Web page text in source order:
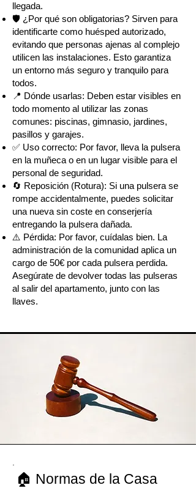
llegada.
🛡️ ¿Por qué son obligatorias? Sirven para
identificarte como huésped autorizado,
evitando que personas ajenas al complejo
utilicen las instalaciones. Esto garantiza
un entorno más seguro y tranquilo para
todos.
📍 Dónde usarlas: Deben estar visibles en
todo momento al utilizar las zonas
comunes: piscinas, gimnasio, jardines,
pasillos y garajes.
✅ Uso correcto: Por favor, lleva la pulsera
en la muñeca o en un lugar visible para el
personal de seguridad.
🔄 Reposición (Rotura): Si una pulsera se
rompe accidentalmente, puedes solicitar
una nueva sin coste en conserjería
entregando la pulsera dañada.
⚠️ Pérdida: Por favor, cuídalas bien. La
administración de la comunidad aplica un
cargo de 50€ por cada pulsera perdida.
Asegúrate de devolver todas las pulseras
al salir del apartamento, junto con las
llaves.
.
🏠 Normas de la Casa